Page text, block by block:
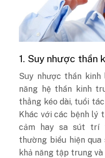
1. Suy nhược thần
Suy nhược thần
năng hệ thần kinh
thẳng kéo dài, tuổi
Khác với các bệnh lý
cảm hay sa sút trí
thường biểu hiện
khả năng tập trung